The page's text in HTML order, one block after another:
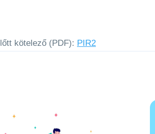
kötelező (PDF): PIR2